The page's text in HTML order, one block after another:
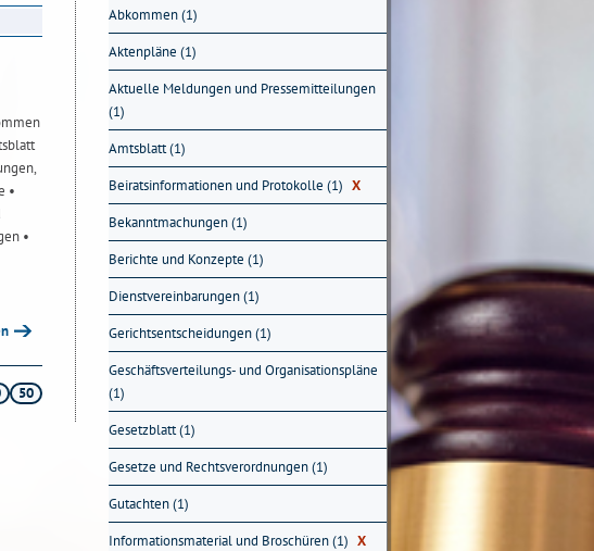
•
•
50
Abkommen (1)
Aktenpläne (1)
Aktuelle Meldungen und Pressemitteilungen
(1)
Amtsblatt (1)
Beiratsinformationen und Protokolle (1) X
Bekanntmachungen (1)
Berichte und Konzepte (1)
Dienstvereinbarungen (1)
Gerichtsentscheidungen (1)
Geschäftsverteilungs- und Organisationspläne
(1)
Gesetzblatt (1)
Gesetze und Rechtsverordnungen (1)
Gutachten (1)
Informationsmaterial und Broschüren (1) X